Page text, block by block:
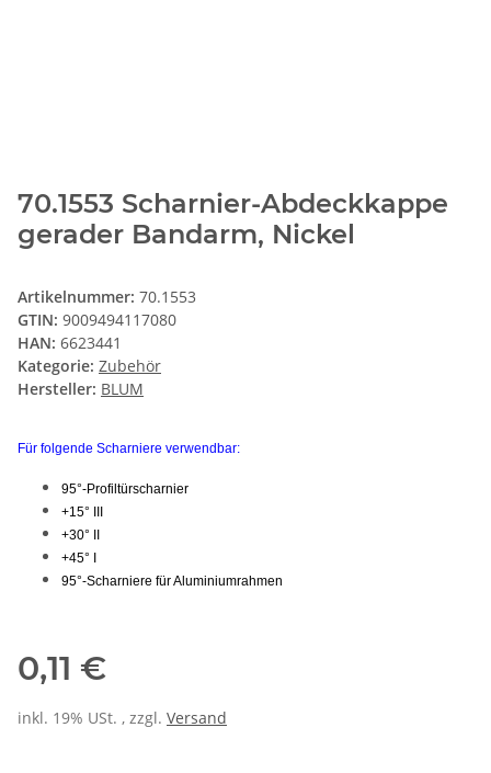
70.1553 Scharnier-Abdeckkappe
gerader Bandarm, Nickel
Artikelnummer: 70.1553
GTIN: 9009494117080
HAN: 6623441
Kategorie: Zubehör
Hersteller: BLUM
Für folgende Scharniere verwendbar:
95°-Profiltürscharnier
+15° III
+30° II
+45° I
95°-Scharniere für Aluminiumrahmen
0,11 €
inkl. 19% USt. , zzgl. Versand